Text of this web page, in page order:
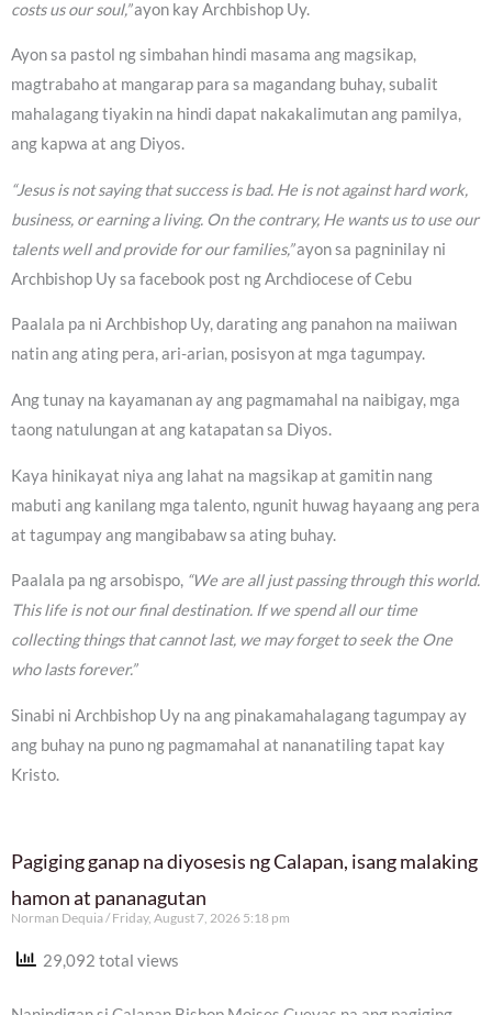
costs us our soul,”ayon kay Archbishop Uy.
Ayon sa pastol ng simbahan hindi masama ang magsikap,
magtrabaho at mangarap para sa magandang buhay, subalit
mahalagang tiyakin na hindi dapat nakakalimutan ang pamilya,
ang kapwa at ang Diyos.
“Jesus is not saying that success is bad. He is not against hard work,
business, or earning a living. On the contrary, He wants us to use our
talents well and provide for our families,”ayon sa pagninilay ni
Archbishop Uy sa facebook post ng Archdiocese of Cebu
Paalala pa ni Archbishop Uy, darating ang panahon na maiiwan
natin ang ating pera, ari-arian, posisyon at mga tagumpay.
Ang tunay na kayamanan ay ang pagmamahal na naibigay, mga
taong natulungan at ang katapatan sa Diyos.
Kaya hinikayat niya ang lahat na magsikap at gamitin nang
mabuti ang kanilang mga talento, ngunit huwag hayaang ang pera
at tagumpay ang mangibabaw sa ating buhay.
Paalala pa ng arsobispo, “We are all just passing through this world.
This life is not our final destination. If we spend all our time
collecting things that cannot last, we may forget to seek the One
who lasts forever.”
Sinabi ni Archbishop Uy na ang pinakamahalagang tagumpay ay
ang buhay na puno ng pagmamahal at nananatiling tapat kay
Kristo.
Pagiging ganap na diyosesis ng Calapan, isang malaking
hamon at pananagutan
Norman Dequia Friday, August 7, 2026 5:18 pm
29,092 total views